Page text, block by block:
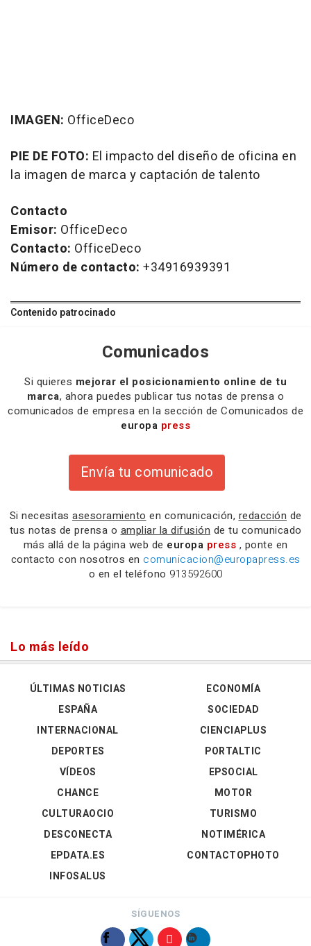
IMAGEN: OfficeDeco
PIE DE FOTO: El impacto del diseño de oficina en
la imagen de marca y captación de talento
Contacto
Emisor: OfficeDeco
Contacto: OfficeDeco
Número de contacto: +34916939391
Contenido patrocinado
Comunicados
Si quieres mejorar el posicionamiento online de tu
marca, ahora puedes publicar tus notas de prensa o
comunicados de empresa en la sección de Comunicados de
europa press
Envía tu comunicado
Si necesitas asesoramiento en comunicación, redacción de
tus notas de prensa o ampliar la difusión de tu comunicado
más allá de la página web de europa press , ponte en
contacto con nosotros en comunicacion@europapress.es
o en el teléfono 913592600
Lo más leído
ÚLTIMAS NOTICIAS
ESPAÑA
INTERNACIONAL
DEPORTES
VÍDEOS
ECONOMÍA
SOCIEDAD
CIENCIAPLUS
PORTALTIC
EPSOCIAL
CHANCE
CULTURAOCIO
DESCONECTA
EPDATA.ES
INFOSALUS
MOTOR
TURISMO
NOTIMÉRICA
CONTACTOPHOTO
SÍGUENOS